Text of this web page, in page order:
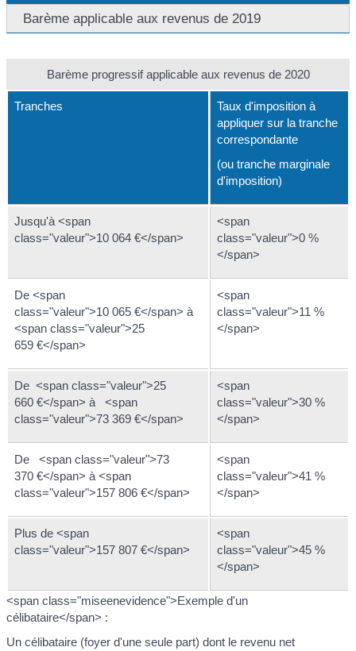
Barème applicable aux revenus de 2019
Barème progressif applicable aux revenus de 2020
Tranches
Taux d'imposition à
appliquer sur la tranche
correspondante
(ou tranche marginale
d'imposition)
Jusqu'à <span
class="valeur">10 064 €</span>
<span
class="valeur">0 %
</span>
De <span
class="valeur">10 065 €</span> à
<span class="valeur">25
659 €</span>
<span
class="valeur">11 %
</span>
De <span class="valeur">25
660 €</span> à <span
class="valeur">73 369 €</span>
<span
class="valeur">30 %
</span>
De <span class="valeur">73
370 €</span> à <span
class="valeur">157 806 €</span>
<span
class="valeur">41 %
</span>
Plus de <span
class="valeur">157 807 €</span>
<span
class="valeur">45 %
</span>
<span class="miseenevidence">Exemple d'un
célibataire</span> :
Un célibataire (foyer d'une seule part) dont le revenu net